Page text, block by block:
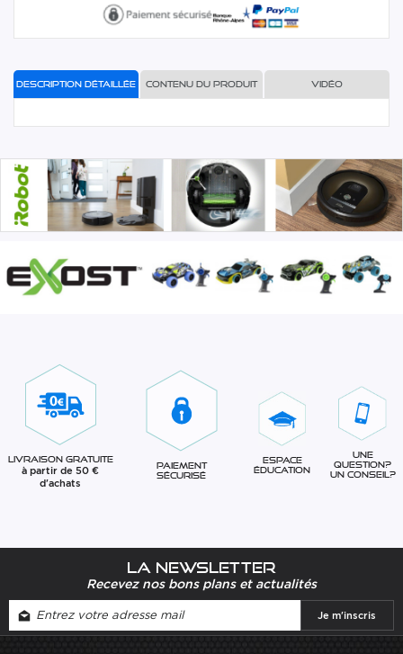
Description détaillée Contenu du produit Vidéo
Livraison gratuite
à partir de 50 €
d'achats
Paiement
sécurisé
Espace
éducation
Une
question?
Un conseil?
La newsletter
Recevez nos bons plans et actualités